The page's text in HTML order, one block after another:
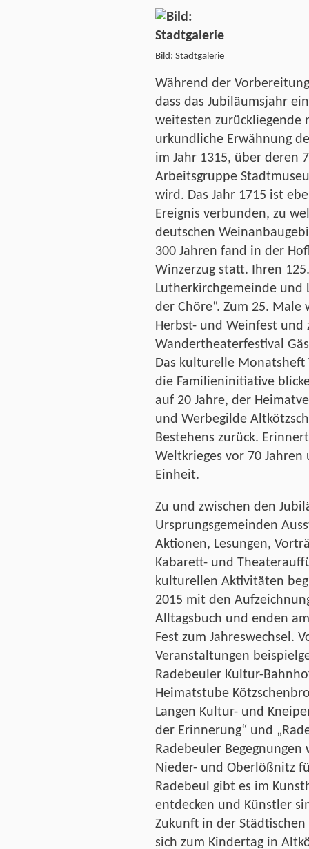
Bild: Stadtgalerie
Während der
dass das Jubiläumsjahr
weitesten zurückliegende
urkundliche Erwähnung
im Jahr 1315, über deren
Arbeitsgruppe
wird. Das Jahr 1715 ist
Ereignis verbunden, zu
deutschen
300 Jahren fand in der
Winzerzug statt. Ihren
Lutherkirchgemeinde
der Chöre“. Zum 25.
Herbst- und Weinfest
Wandertheaterfestival
Das kulturelle Monatsheft
die Familieninitiative
auf 20 Jahre, der
und Werbegilde
Bestehens zurück.
Weltkrieges vor 70 Jahren
Einheit.
Zu und zwischen den
Ursprungsgemeinden
Aktionen, Lesungen,
Kabarett- und
kulturellen Aktivitäten
2015 mit den
Alltagsbuch und enden
Fest zum Jahreswechsel.
Veranstaltungen
Radebeuler Kultur-
Heimatstube
Langen Kultur- und
der Erinnerung“ und
Radebeuler
Nieder- und Oberlößnitz
Radebeul gibt es im
entdecken und Künstler
Zukunft in der
sich zum Kindertag in